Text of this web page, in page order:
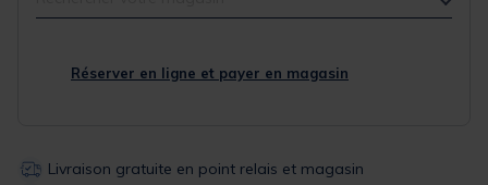
Réserver en ligne et payer en magasin
Livraison gratuite en point relais et magasin